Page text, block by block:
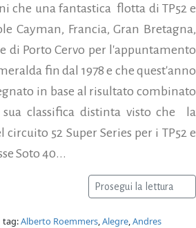
che una fantastica flotta di TP52 e
Cayman, Francia, Gran Bretagna,
di Porto Cervo per l'appuntamento
fin dal 1978 e che quest'anno
in base al risultato combinato
classifica distinta visto che la
52 Super Series per i TP52 e
Soto 40...
Prosegui la lettura
tag:Alberto Roemmers,Alegre,Andres